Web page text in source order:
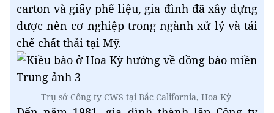
carton và giấy phế liệu, gia đình đã xây dựng
được nên cơ nghiệp trong ngành xử lý và tái
chế chất thải tại Mỹ.
Trụ sở Công ty CWS tại Bắc California, Hoa Kỳ